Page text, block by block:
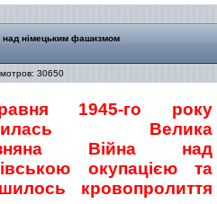
над німецьким фашизмом
30650
1945-го року
Велика
Війна над
окупацією та
кровопролиття